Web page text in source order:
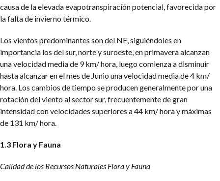
causa de la elevada evapotranspiración potencial, favorecida por
la falta de invierno térmico.
Los vientos predominantes son del NE, siguiéndoles en
importancia los del sur, norte y suroeste, en primavera alcanzan
una velocidad media de 9 km/ hora, luego comienza a disminuir
hasta alcanzar en el mes de Junio una velocidad media de 4 km/
hora. Los cambios de tiempo se producen generalmente por una
rotación del viento al sector sur, frecuentemente de gran
intensidad con velocidades superiores a 44 km/ hora y máximas
de 131 km/ hora.
1.3 Flora y Fauna
Calidad de los Recursos Naturales Flora y Fauna